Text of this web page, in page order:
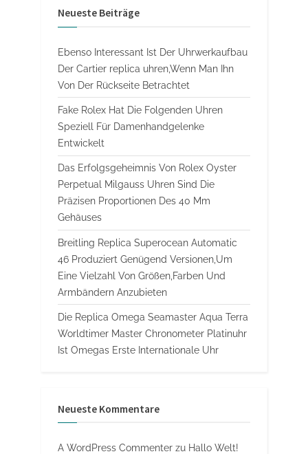
Neueste Beiträge
Ebenso Interessant Ist Der Uhrwerkaufbau
Der Cartier replica uhren,Wenn Man Ihn
Von Der Rückseite Betrachtet
Fake Rolex Hat Die Folgenden Uhren
Speziell Für Damenhandgelenke
Entwickelt
Das Erfolgsgeheimnis Von Rolex Oyster
Perpetual Milgauss Uhren Sind Die
Präzisen Proportionen Des 40 Mm
Gehäuses
Breitling Replica Superocean Automatic
46 Produziert Genügend Versionen,Um
Eine Vielzahl Von Größen,Farben Und
Armbändern Anzubieten
Die Replica Omega Seamaster Aqua Terra
Worldtimer Master Chronometer Platinuhr
Ist Omegas Erste Internationale Uhr
Neueste Kommentare
A WordPress Commenter zu Hallo Welt!